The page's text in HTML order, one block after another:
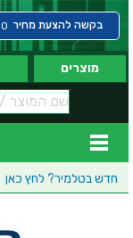
בקשה להצעת מחיר 0
מוצרים
חדש בטלמיר? לחץ כאן